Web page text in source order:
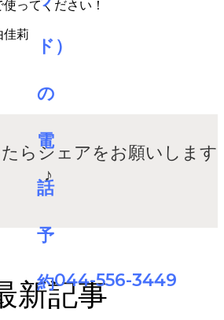
044-556-3449
ってください！
莉
らシェアをお願いします
♪
新記事